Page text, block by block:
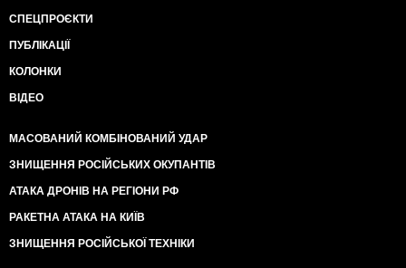
СПЕЦПРОЄКТИ
ПУБЛІКАЦІЇ
КОЛОНКИ
ВІДЕО
МАСОВАНИЙ КОМБІНОВАНИЙ УДАР
ЗНИЩЕННЯ РОСІЙСЬКИХ ОКУПАНТІВ
АТАКА ДРОНІВ НА РЕГІОНИ РФ
РАКЕТНА АТАКА НА КИЇВ
ЗНИЩЕННЯ РОСІЙСЬКОЇ ТЕХНІКИ